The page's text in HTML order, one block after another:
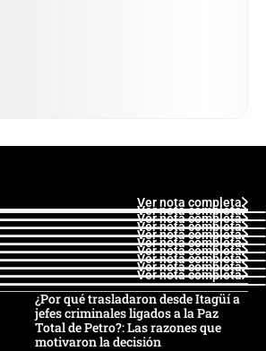
Ver nota completa
Ver nota completa
Ver nota completa
Ver nota completa
Ver nota completa
Ver nota completa
Ver nota completa
Ver nota completa
Ver nota completa
Ver nota completa
¿Por qué trasladaron desde Itagüí a
jefes criminales ligados a la Paz
Total de Petro?: Las razones que
motivaron la decisión